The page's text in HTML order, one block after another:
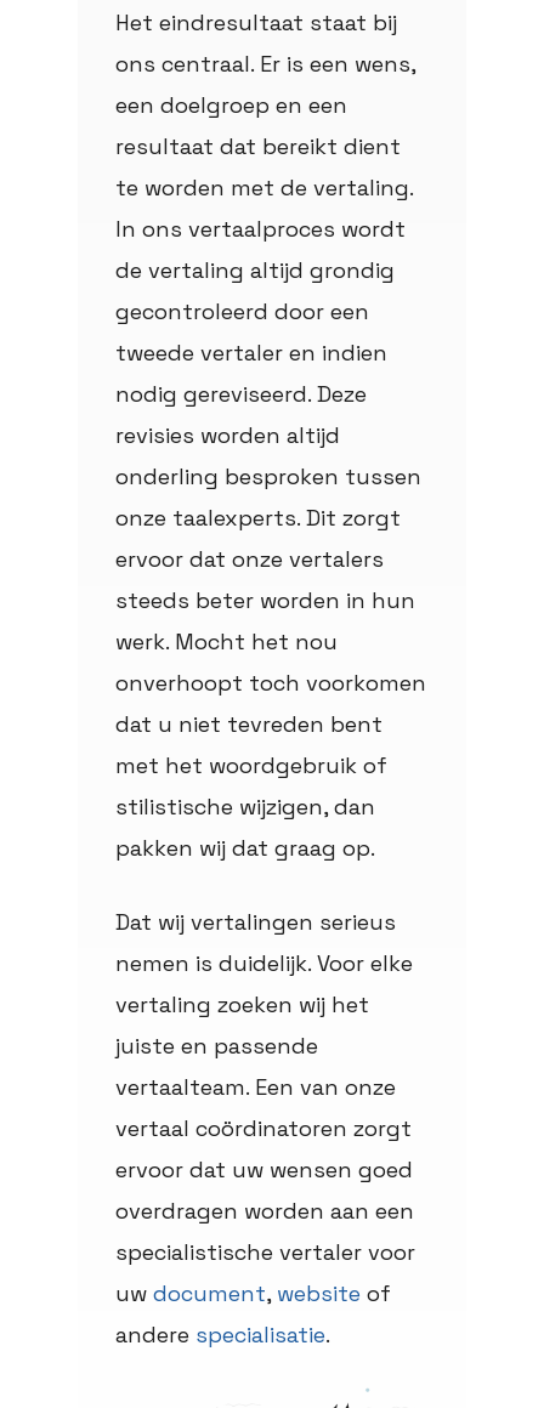
Het eindresultaat staat bij
ons centraal. Er is een wens,
een doelgroep en een
resultaat dat bereikt dient
te worden met de vertaling.
In ons vertaalproces wordt
de vertaling altijd grondig
gecontroleerd door een
tweede vertaler en indien
nodig gereviseerd. Deze
revisies worden altijd
onderling besproken tussen
onze taalexperts. Dit zorgt
ervoor dat onze vertalers
steeds beter worden in hun
werk. Mocht het nou
onverhoopt toch voorkomen
dat u niet tevreden bent
met het woordgebruik of
stilistische wijzigen, dan
pakken wij dat graag op.
Dat wij vertalingen serieus
nemen is duidelijk. Voor elke
vertaling zoeken wij het
juiste en passende
vertaalteam. Een van onze
vertaal coördinatoren zorgt
ervoor dat uw wensen goed
overdragen worden aan een
specialistische vertaler voor
uwdocument, website of
andere specialisatie.